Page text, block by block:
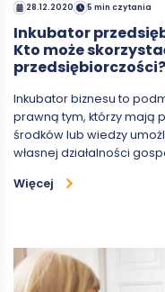
28.12.2020 5 min czytania
Inkubator
Kto może
przedsiębiorczości?
Inkubator biznesu to
prawną tym, którzy mają
środków lub wiedzy
własnej działalności
Więcej